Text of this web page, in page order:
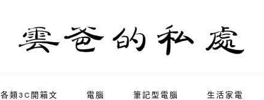
各類3C開箱文 電腦 筆記型電腦 生活家電